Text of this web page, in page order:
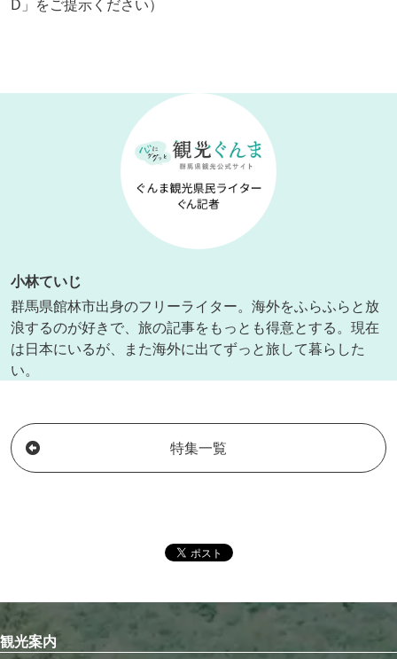
D」をご提示ください）
小林ていじ
群馬県館林市出身のフリーライター。海外をふらふらと放
浪するのが好きで、旅の記事をもっとも得意とする。現在
は日本にいるが、また海外に出てずっと旅して暮らした
い。
特集一覧
観光案内